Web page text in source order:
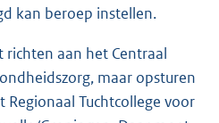
kan beroep instellen.
aan het Centraal
maar opsturen
Regionaal Tuchtcollege voor